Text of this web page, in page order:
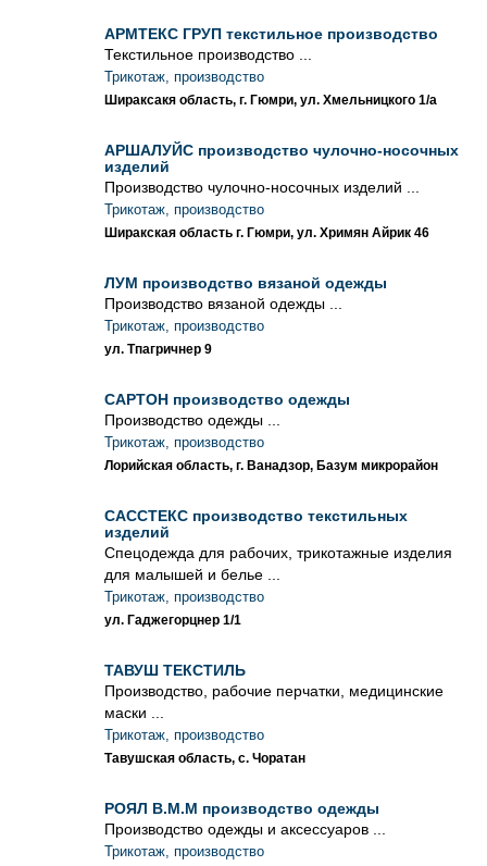
АРМТЕКС ГРУП текстильное производство
Текстильное производство ...
Трикотаж, производство
Шираксакя область, г. Гюмри, ул. Хмельницкого 1/а
АРШАЛУЙС производство чулочно-носочных
изделий
Производство чулочно-носочных изделий ...
Трикотаж, производство
Ширакская область г. Гюмри, ул. Хримян Айрик 46
ЛУМ производство вязаной одежды
Производство вязаной одежды ...
Трикотаж, производство
ул. Тпагричнер 9
САРТОН производство одежды
Производство одежды ...
Трикотаж, производство
Лорийская область, г. Ванадзор, Базум микрорайон
САССТЕКС производство текстильных
изделий
Спецодежда для рабочих, трикотажные изделия
для малышей и белье ...
Трикотаж, производство
ул. Гаджегорцнер 1/1
ТАВУШ ТЕКСТИЛЬ
Производство, рабочие перчатки, медицинские
маски ...
Трикотаж, производство
Тавушская область, с. Чоратан
РОЯЛ В.М.М производство одежды
Производство одежды и аксессуаров ...
Трикотаж, производство